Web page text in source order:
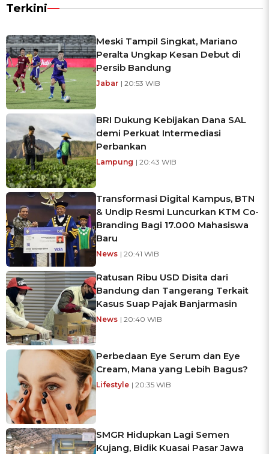
Terkini
Meski Tampil Singkat, Mariano
Peralta Ungkap Kesan Debut di
Persib Bandung
Jabar | 20:53 WIB
BRI Dukung Kebijakan Dana SAL
demi Perkuat Intermediasi
Perbankan
Lampung | 20:43 WIB
Transformasi Digital Kampus, BTN
& Undip Resmi Luncurkan KTM Co-
Branding Bagi 17.000 Mahasiswa
Baru
News | 20:41 WIB
Ratusan Ribu USD Disita dari
Bandung dan Tangerang Terkait
Kasus Suap Pajak Banjarmasin
News | 20:40 WIB
Perbedaan Eye Serum dan Eye
Cream, Mana yang Lebih Bagus?
Lifestyle | 20:35 WIB
SMGR Hidupkan Lagi Semen
Kujang, Bidik Kuasai Pasar Jawa